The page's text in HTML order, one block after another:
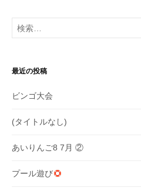
ー
シ
ン
検
索:
最近の投稿
ビンゴ大会
(タイトルなし)
あいりんご8 7月 ②
プール遊び